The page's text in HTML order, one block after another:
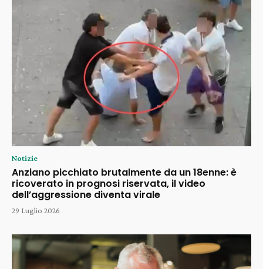
Notizie
Anziano picchiato brutalmente da un 18enne: è
ricoverato in prognosi riservata, il video
dell’aggressione diventa virale
29 Luglio 2026